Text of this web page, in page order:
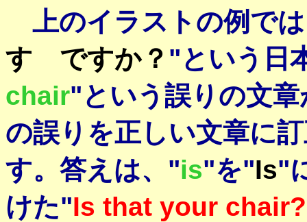
上のイラストの例で
す ですか？ "という日
chair"という誤りの文
の誤りを正しい文章に
す。答えは、"is"を"Is"
けた"Is that your chair?